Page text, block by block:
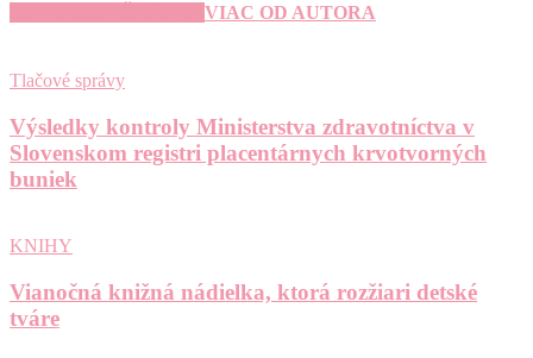
VIAC OD AUTORA
Tlačové správy
Výsledky kontroly Ministerstva zdravotníctva v
Slovenskom registri placentárnych krvotvorných
buniek
KNIHY
Vianočná knižná nádielka, ktorá rozžiari detské
tváre